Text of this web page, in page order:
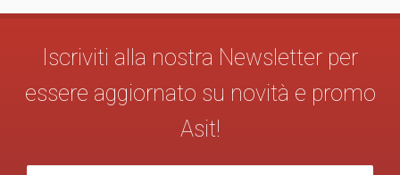
Iscriviti alla nostra Newsletter per
essere aggiornato su novità e promo
Asit!